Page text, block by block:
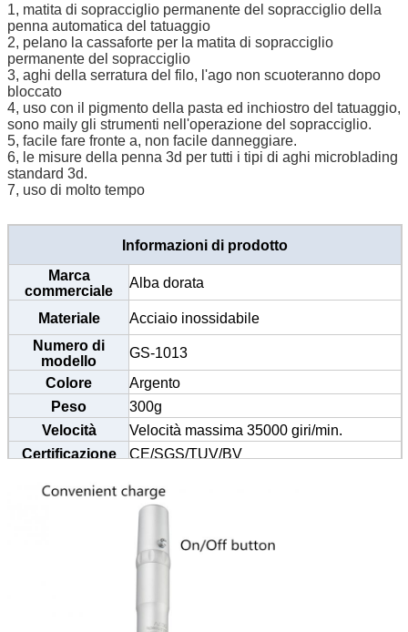
1, matita di sopracciglio permanente del sopracciglio della
penna automatica del tatuaggio
2, pelano la cassaforte per la matita di sopracciglio
permanente del sopracciglio
3, aghi della serratura del filo, l'ago non scuoteranno dopo
bloccato
4, uso con il pigmento della pasta ed inchiostro del tatuaggio,
sono maily gli strumenti nell'operazione del sopracciglio.
5, facile fare fronte a, non facile danneggiare.
6, le misure della penna 3d per tutti i tipi di aghi microblading
standard 3d.
7, uso di molto tempo
Informazioni di prodotto
Marca
commerciale
Alba dorata
Materiale
Acciaio inossidabile
Numero di
modello
GS-1013
Colore
Argento
Peso
300g
Velocità
Velocità massima 35000 giri/min.
Certificazione
CE/SGS/TUV/BV
MOQ
20 penne
0.35-0.4mm
1R 3R 5R 7R 5F 7F ecc.
ecc del corpo